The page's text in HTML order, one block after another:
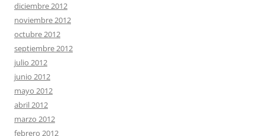
diciembre 2012
noviembre 2012
octubre 2012
septiembre 2012
julio 2012
junio 2012
mayo 2012
abril 2012
marzo 2012
febrero 2012